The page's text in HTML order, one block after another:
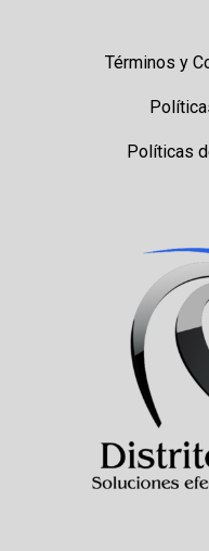
Términos y
Políticas